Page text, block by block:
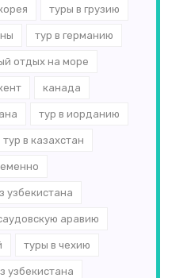
туры в грузию
тур в германию
отдых на море
канада
тур в иорданию
тур в казахстан
узбекистана
аравию
туры в чехию
узбекистана